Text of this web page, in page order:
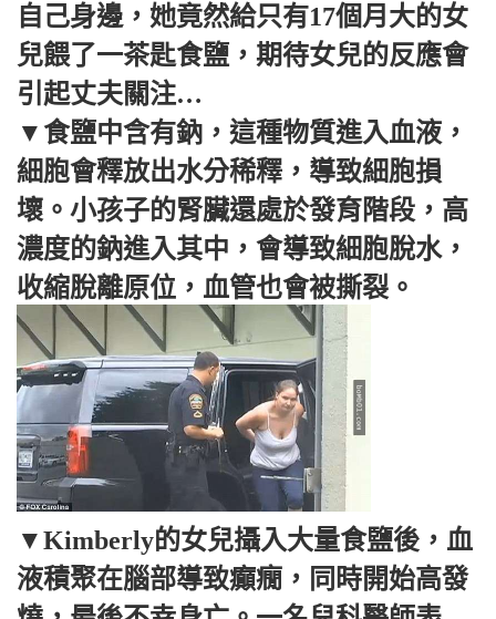
自己身邊，她竟然給只有17個月大的女
兒餵了一茶匙食鹽，期待女兒的反應會
引起丈夫關注…
▼食鹽中含有鈉，這種物質進入血液，
細胞會釋放出水分稀釋，導致細胞損
壞。小孩子的腎臟還處於發育階段，高
濃度的鈉進入其中，會導致細胞脫水，
收縮脫離原位，血管也會被撕裂。
▼Kimberly的女兒攝入大量食鹽後，血
液積聚在腦部導致癲癇，同時開始高發